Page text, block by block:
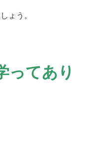
ょう。
ってあり